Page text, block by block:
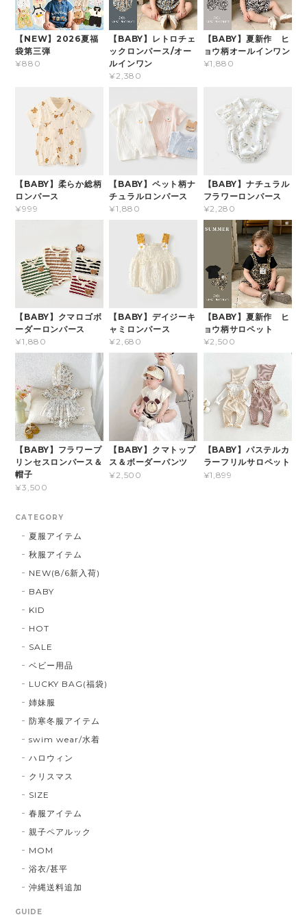
【NEW】2026夏福
袋第三弾
¥880
【BABY】レトロチェ
ックロンパース/オー
ルインワン
¥2,380
【BABY】夏新作 ヒ
ョウ柄オールインワン
¥1,880
【BABY】柔らか総柄
ロンパース
¥999
【BABY】ペット柄ナ
チュラルロンパース
¥1,880
【BABY】ナチュラル
フラワーロンパース
¥2,280
【BABY】クマロゴボ
ーダーロンパース
¥1,880
【BABY】デイジーキ
ャミロンパース
¥2,680
【BABY】夏新作 ヒ
ョウ柄サロペット
¥2,500
【BABY】フラワープ
リンセスロンパース＆
帽子
¥3,500
【BABY】クマトップ
ス＆ボーダーパンツ
¥2,500
【BABY】パステルカ
ラーフリルサロペット
¥1,899
CATEGORY
夏服アイテム
秋服アイテム
NEW(8/6新入荷)
BABY
KID
HOT
SALE
ベビー用品
LUCKY BAG(福袋)
姉妹服
防寒冬服アイテム
swim wear/水着
ハロウィン
クリスマス
SIZE
春服アイテム
親子ペアルック
MOM
浴衣/甚平
沖縄送料追加
GUIDE